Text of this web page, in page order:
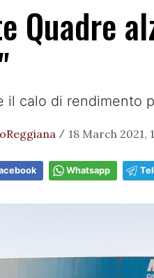
Quadre
il calo di rendimento
/ 18 March 2021,
Whatsapp